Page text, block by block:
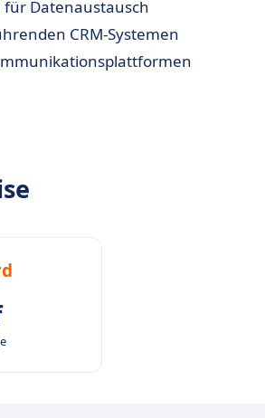
für Datenaustausch
CRM-Systemen